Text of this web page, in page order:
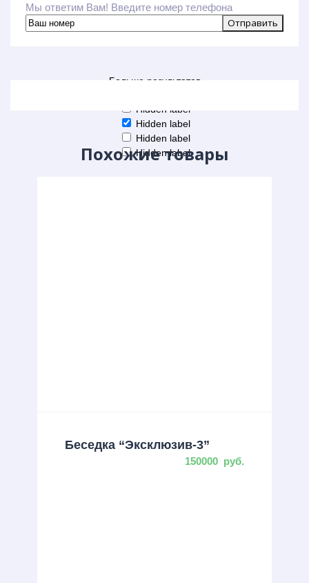
Больше результатов
Hidden label
Hidden label
Hidden label
Hidden label
Мы ответим Вам! Введите номер телефона
Похожие товары
Беседка “Эксклюзив-3”
150000 руб.